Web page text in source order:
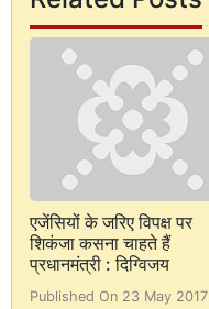
एजेंसियों के जरिए विपक्ष पर
शिकंजा कसना चाहते हैं
प्रधानमंत्री : दिग्विजय
Published On 23 May 2017